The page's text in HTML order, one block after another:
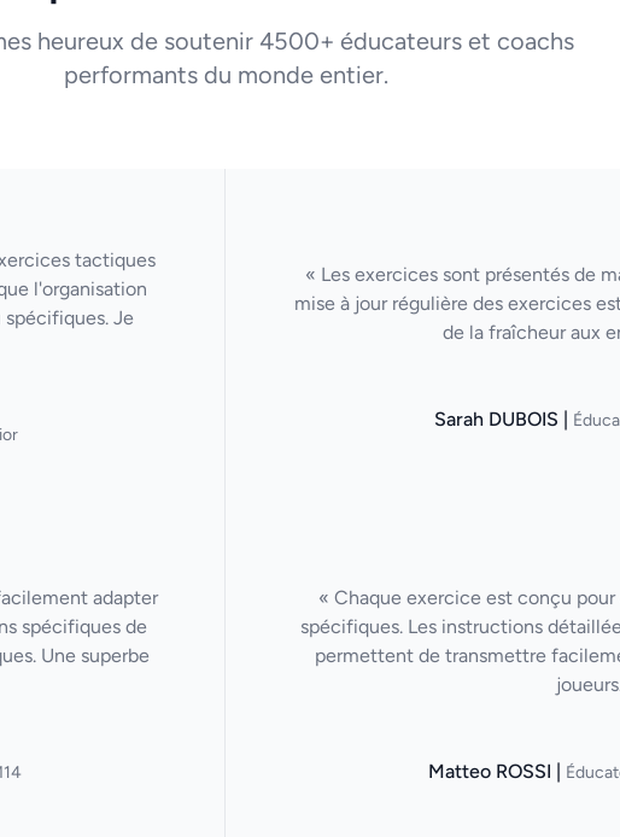
heureux de soutenir 4500+ éducateurs et coachs
performants du monde entier.
tactiques
l'organisation
Je
« Les exercices sont présentés de
mise à jour régulière des exercices
de la fraîcheur aux
Sarah DUBOIS |
adapter
spécifiques de
Une superbe
« Chaque exercice est conçu
spécifiques. Les instructions
permettent de transmettre
Matteo ROSSI |